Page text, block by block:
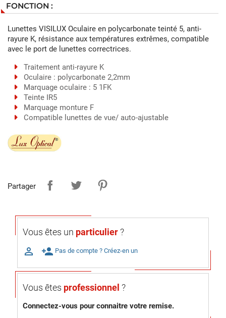
FONCTION :
Lunettes VISILUX Oculaire en polycarbonate teinté 5, anti-
rayure K, résistance aux températures extrêmes, compatible
avec le port de lunettes correctrices.
Traitement anti-rayure K
Oculaire : polycarbonate 2,2mm
Marquage oculaire : 5 1FK
Teinte IR5
Marquage monture F
Compatible lunettes de vue/ auto-ajustable
Partager
Vous êtes un particulier?
 person_add Pas de compte ? Créez-en un
Vous êtes professionnel ?
Connectez-vous pour connaitre votre remise.